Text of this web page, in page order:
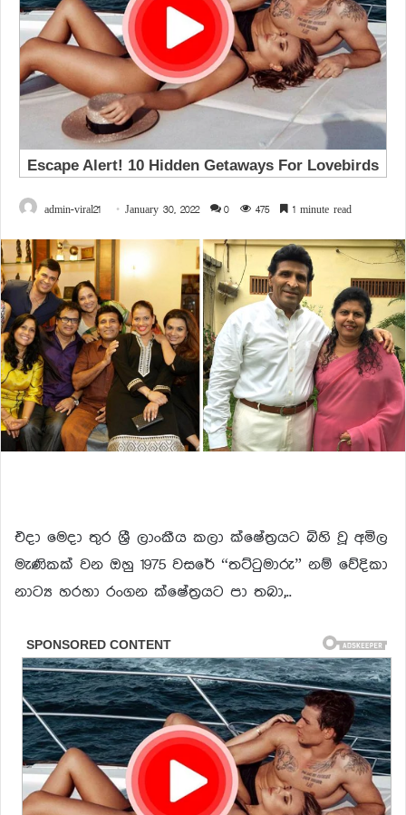
admin-viral21 January 30, 2022 0 475 1 minute read
එදා මෙදා තුර ශ්‍රී ලාංකීය කලා ක්ෂේත්‍රයට බිහි වූ අමිල
මැණිකක් වන ඔහු 1975 වසරේ “තට්ටුමාරු” නම් වේදිකා
නාට්‍ය හරහා රංගන ක්ෂේත්‍රයට පා තබා,..